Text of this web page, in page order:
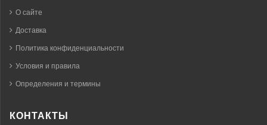
О сайте
Доставка
Политика конфиденциальности
Условия и правила
Определения и термины
КОНТАКТЫ